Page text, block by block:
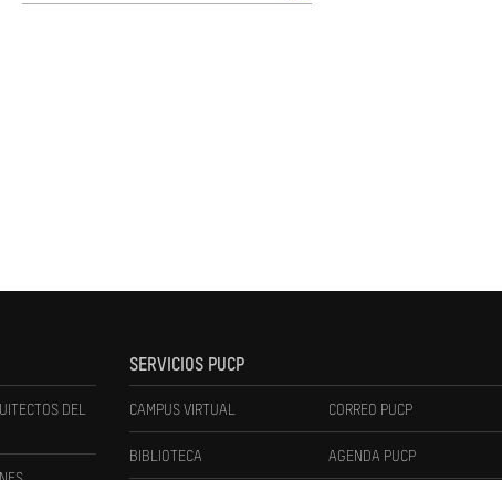
DEL
SERVICIOS PUCP
CAMPUS VIRTUAL CORREO PUCP
BIBLIOTECA AGENDA PUCP